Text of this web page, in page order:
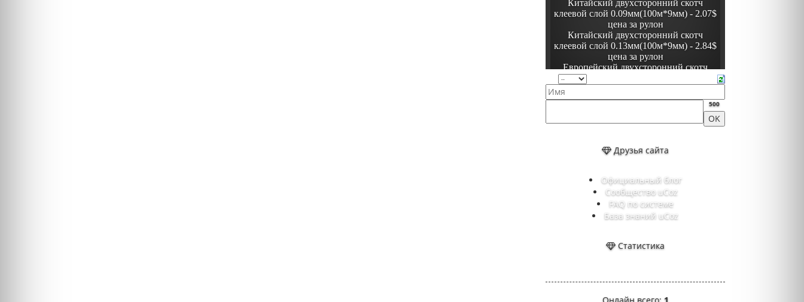
500
Друзья сайта
Официальный блог
Сообщество uCoz
FAQ по системе
База знаний uCoz
Статистика